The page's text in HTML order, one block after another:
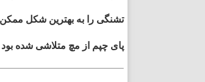
تشنگی را به بهترین شکل
پای چپم از مچ متلاشی شده